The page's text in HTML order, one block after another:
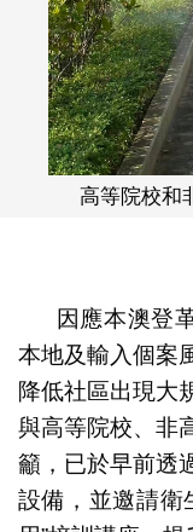
高等院校和
因應本澳登
本地及輸入個案
降低社區出現大
與高等院校、非
籲，已於早前透
設備，並邀請衛